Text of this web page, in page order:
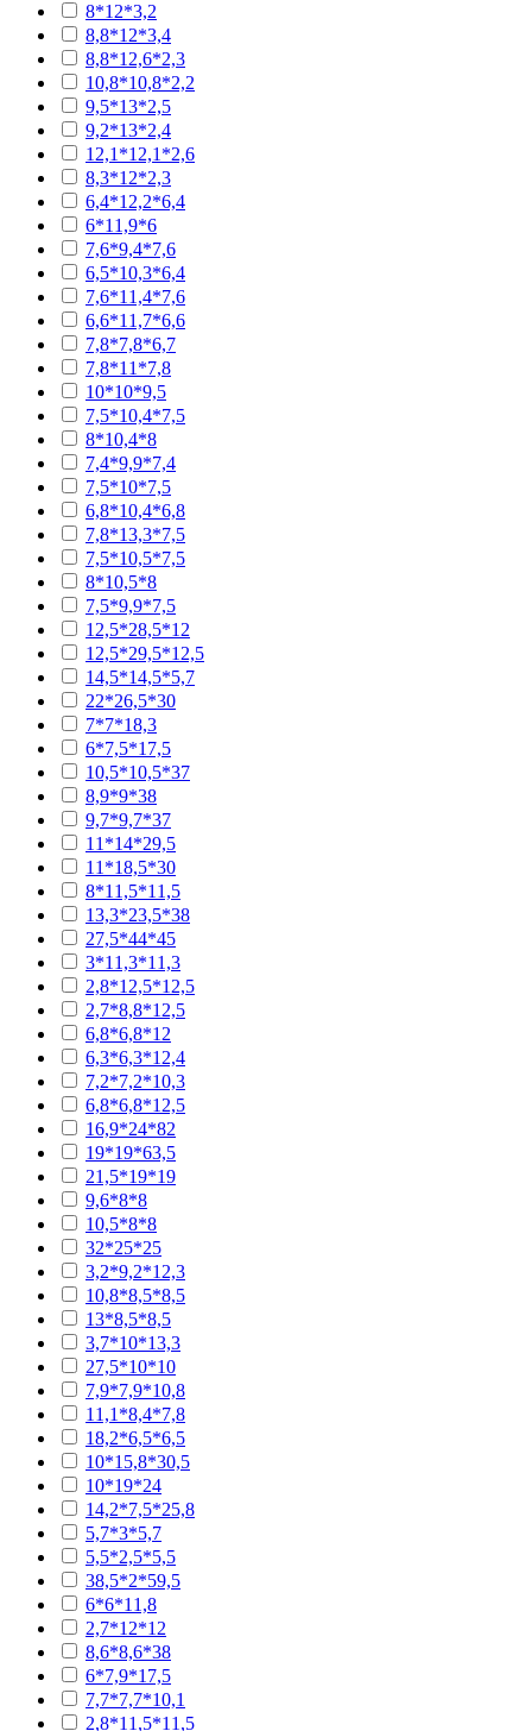
8*12*3,2
8,8*12*3,4
8,8*12,6*2,3
10,8*10,8*2,2
9,5*13*2,5
9,2*13*2,4
12,1*12,1*2,6
8,3*12*2,3
6,4*12,2*6,4
6*11,9*6
7,6*9,4*7,6
6,5*10,3*6,4
7,6*11,4*7,6
6,6*11,7*6,6
7,8*7,8*6,7
7,8*11*7,8
10*10*9,5
7,5*10,4*7,5
8*10,4*8
7,4*9,9*7,4
7,5*10*7,5
6,8*10,4*6,8
7,8*13,3*7,5
7,5*10,5*7,5
8*10,5*8
7,5*9,9*7,5
12,5*28,5*12
12,5*29,5*12,5
14,5*14,5*5,7
22*26,5*30
7*7*18,3
6*7,5*17,5
10,5*10,5*37
8,9*9*38
9,7*9,7*37
11*14*29,5
11*18,5*30
8*11,5*11,5
13,3*23,5*38
27,5*44*45
3*11,3*11,3
2,8*12,5*12,5
2,7*8,8*12,5
6,8*6,8*12
6,3*6,3*12,4
7,2*7,2*10,3
6,8*6,8*12,5
16,9*24*82
19*19*63,5
21,5*19*19
9,6*8*8
10,5*8*8
32*25*25
3,2*9,2*12,3
10,8*8,5*8,5
13*8,5*8,5
3,7*10*13,3
27,5*10*10
7,9*7,9*10,8
11,1*8,4*7,8
18,2*6,5*6,5
10*15,8*30,5
10*19*24
14,2*7,5*25,8
5,7*3*5,7
5,5*2,5*5,5
38,5*2*59,5
6*6*11,8
2,7*12*12
8,6*8,6*38
6*7,9*17,5
7,7*7,7*10,1
2,8*11,5*11,5